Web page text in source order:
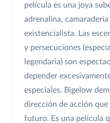
película es una joya
adrenalina,
existencialista. Las
y persecuciones
legendaria) son
depender
especiales. Bigelow
dirección de acción que
futuro. Es una película